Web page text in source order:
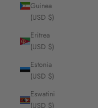
Guinea
(USD $)
Eritrea
(USD $)
Estonia
(USD $)
Eswatini
(USD $)